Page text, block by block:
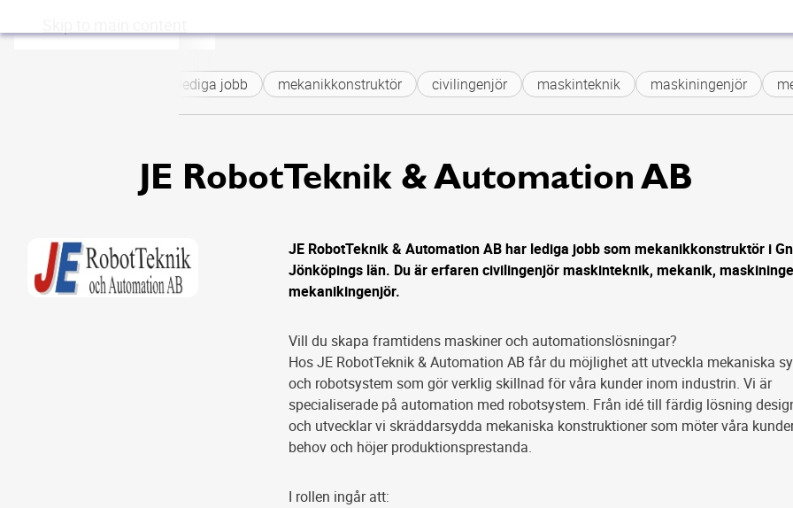
lediga jobb mekanikkonstruktör civilingenjör maskinteknik maskiningenjör
JE RobotTeknik & Automation AB
JE RobotTeknik & Automation AB har lediga jobb som mekanikkonstruktör i
Jönköpings län. Du är erfaren civilingenjör maskinteknik, mekanik,
mekanikingenjör.
Vill du skapa framtidens maskiner och automationslösningar?
Hos JE RobotTeknik & Automation AB får du möjlighet att utveckla mekaniska
och robotsystem som gör verklig skillnad för våra kunder inom industrin. Vi är
specialiserade på automation med robotsystem. Från idé till färdig lösning
och utvecklar vi skräddarsydda mekaniska konstruktioner som möter våra
behov och höjer produktionsprestanda.
I rollen ingår att: